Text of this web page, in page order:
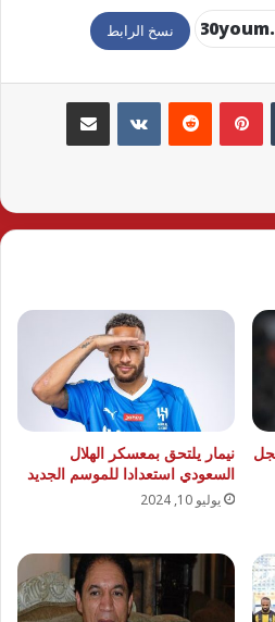
نسخ الرابط
بينتيريست مشاركة عبر البريد
نيمار يلتحق بمعسكر الهلال
السعودي استعدادا للموسم الجديد
يوليو 10, 2024